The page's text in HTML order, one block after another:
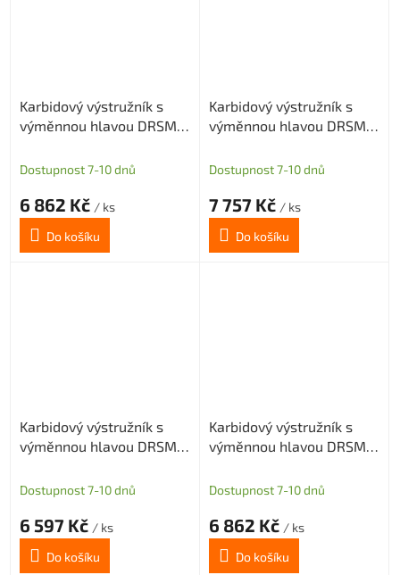
Karbidový výstružník s
výměnnou hlavou DRSMN
Dostupnost 7-10 dnů
6 862 Kč / ks
Do košíku
Karbidový výstružník s
výměnnou hlavou DRSMN
Dostupnost 7-10 dnů
7 757 Kč / ks
Do košíku
Karbidový výstružník s
výměnnou hlavou DRSMN
díru
Dostupnost 7-10 dnů
6 597 Kč / ks
Do košíku
Karbidový výstružník s
výměnnou hlavou DRSMN
díru
Dostupnost 7-10 dnů
6 862 Kč / ks
Do košíku